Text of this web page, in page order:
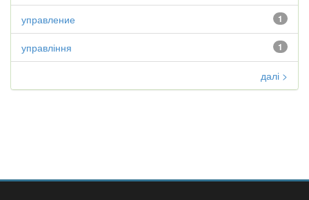
1
управление
1
управління
далі >